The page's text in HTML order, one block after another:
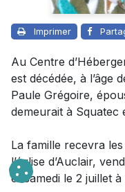
Imprimer
Au Centre
est décédée, à l’âge
Paule Grégoire,
demeurait à Squatec
La famille recevra
l’église d’Auclair,
et samedi le 2 juillet